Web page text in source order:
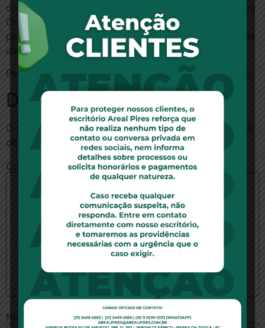
consumo de cigarros produzidos pela fabricante Souza
Cruz. Ele alegou nocividade e toxidade do produto e
pediu indenização por danos morais.Com informações
da Assessoria de Imprensa do TJ-SP.
Para ler esta notícia no Consultor Jurídico, clique aqui.
Deixe um comentário
O seu endereço de e-mail não será publicado.
obrigatórios são marcados com*
Comentário
Nome